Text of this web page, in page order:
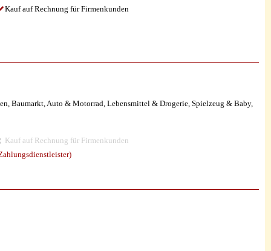
Kauf auf Rechnung für Firmenkunden
Baumarkt, Auto & Motorrad, Lebensmittel & Drogerie, Spielzeug & Baby,
Kauf auf Rechnung für Firmenkunden